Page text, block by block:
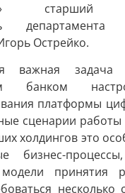
старший
департамента
Острейко.
важная
банком
платформы
сценарии
холдингов это
бизнес-процессы,
модели принятия
несколько